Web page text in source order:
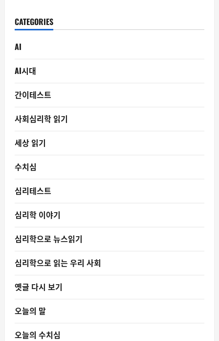
CATEGORIES
AI
AI시대
간이테스트
사회심리학 읽기
세상 읽기
수치심
심리테스트
심리학 이야기
심리학으로 뉴스읽기
심리학으로 읽는 우리 사회
옛글 다시 보기
오늘의 말
오늘의 수치심